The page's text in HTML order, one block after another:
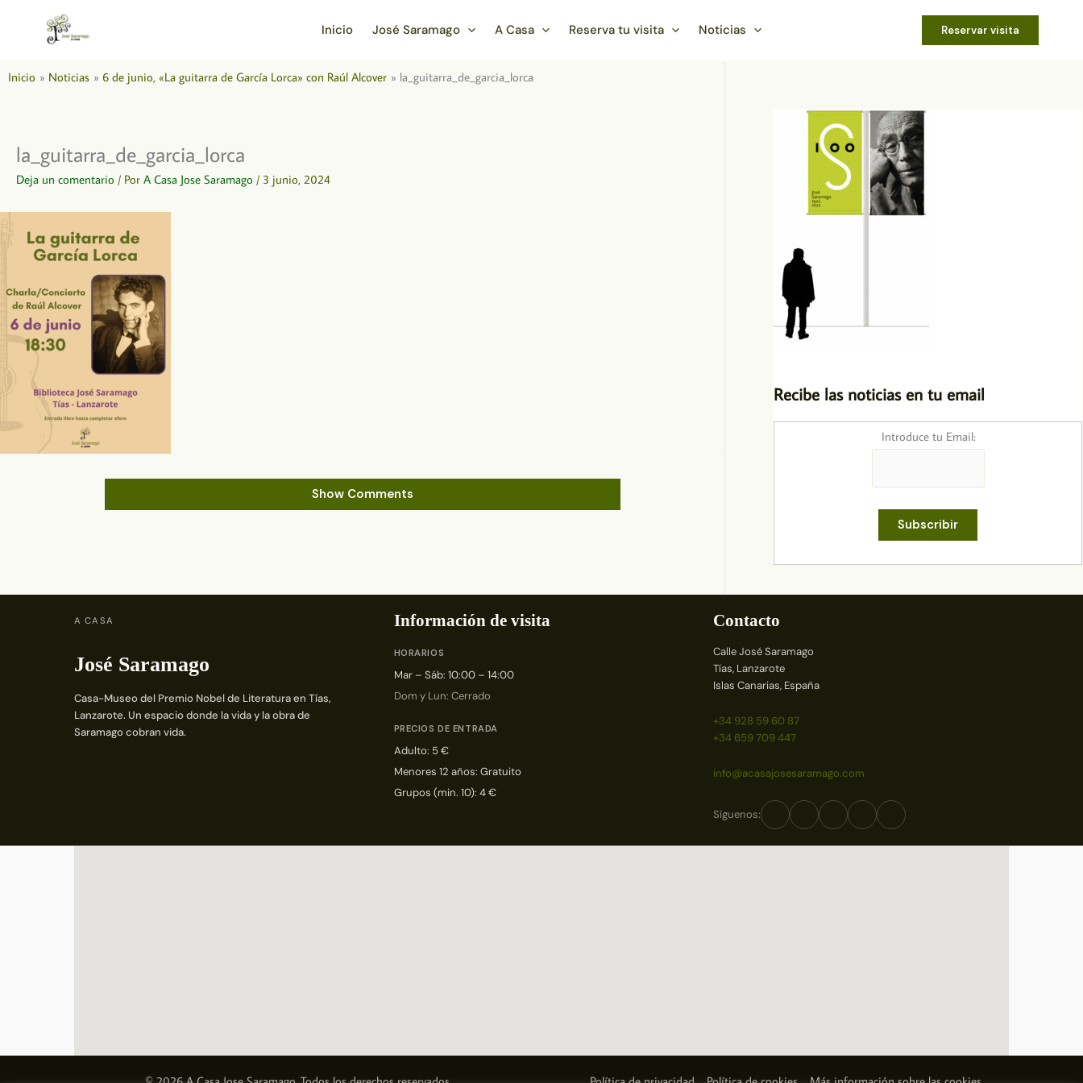
contenido
Inicio José Saramago A Casa Reserva tu visita Noticias Reservar visita
Inicio Noticias 6 de junio, «La guitarra de García Lorca» con Raúl Alcover la_guitarra_de_garcia_lorca
la_guitarra_de_garcia_lorca
Deja un comentario / Por A Casa Jose Saramago / 3 junio, 2024
Show Comments
Recibe las noticias en tu email
Introduce tu Email:
A CASA
José Saramago
Casa-Museo del Premio Nobel de Literatura en Tías,
Lanzarote. Un espacio donde la vida y la obra de
Saramago cobran vida.
Información de visita
HORARIOS
Mar – Sáb: 10:00 – 14:00
Dom y Lun: Cerrado
PRECIOS DE ENTRADA
Adulto: 5 €
Menores 12 años: Gratuito
Grupos (min. 10): 4 €
Contacto
Calle José Saramago
Tías, Lanzarote
Islas Canarias, España
+34 928 59 60 87
+34 659 709 447
info@acasajosesaramago.com
Síguenos: